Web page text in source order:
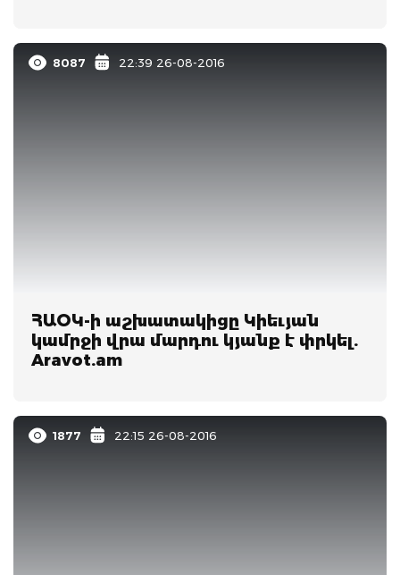
8087 22:39 26-08-2016
ՀԱՕԿ-ի աշխատակիցը Կիեւյան
կամրջի վրա մարդու կյանք է փրկել.
Aravot.am
1877 22:15 26-08-2016